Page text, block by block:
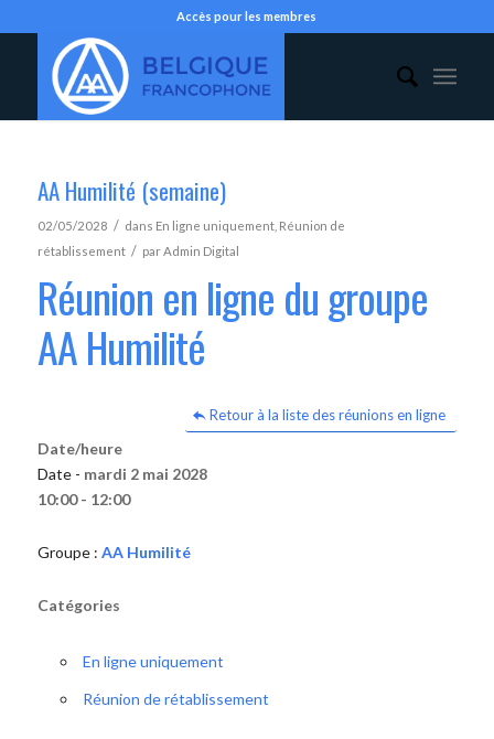
Accès pour les membres
AA Humilité (semaine)
02/05/2028 / dans En ligne uniquement, Réunion de
rétablissement / parAdmin Digital
Réunion en ligne du groupe
AA Humilité
Retour à la liste des réunions en ligne
Date/heure
Date - mardi 2 mai 2028
10:00 - 12:00
Groupe : AA Humilité
Catégories
En ligne uniquement
Réunion de rétablissement